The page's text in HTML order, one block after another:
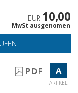
EUR 10,00
MwSt ausgenomen
PDF A
ARTIKEL